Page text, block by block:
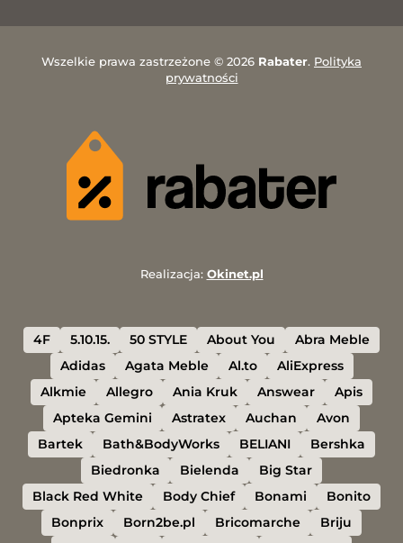
Wszelkie prawa zastrzeżone © 2026 Rabater. Polityka
prywatności
Realizacja: Okinet.pl
4F 5.10.15. 50 STYLE About You
Abra Meble
Adidas
Agata Meble Al.to
AliExpress
Alkmie
Allegro Ania Kruk Answear
Apis
Apteka Gemini
Astratex Auchan
Avon
Bartek
Bath&BodyWorks BELIANI
Bershka
Biedronka
Bielenda
Big Star
Black Red White
Body Chief Bonami
Bonito
Bonprix
Born2be.pl Bricomarche
Briju